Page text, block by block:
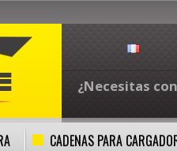
CADENAS PARA
¿Necesitas